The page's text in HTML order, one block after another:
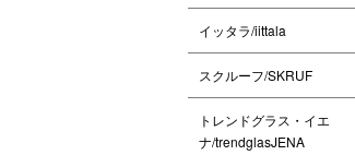
イッタラ/iittala
スクルーフ/SKRUF
トレンドグラス・イエ
ナ/trendglasJENA